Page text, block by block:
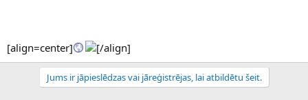
[align=center] [/align]
Jums ir jāpieslēdzas vai jāreģistrējas, lai atbildētu šeit.